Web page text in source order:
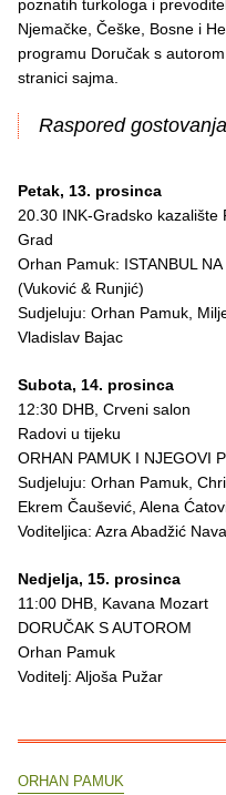
poznatih turkologa i
Njemačke, Češke, Bosne i
programu Doručak s
stranici sajma.
Raspored
Petak, 13. prosinca
20.30 INK-Gradsko
Grad
Orhan Pamuk: ISTANBUL
(Vuković & Runjić)
Sudjeluju: Orhan Pamuk,
Vladislav Bajac
Subota, 14. prosinca
12:30 DHB, Crveni salon
Radovi u tijeku
ORHAN PAMUK I NJEGOVI
Sudjeluju: Orhan Pamuk,
Ekrem Čaušević, Alena
Voditeljica: Azra Abadžić
Nedjelja, 15. prosinca
11:00 DHB,
DORUČAK S AUTOROM
Orhan Pamuk
Voditelj: Aljoša Pužar
ORHAN PAMUK